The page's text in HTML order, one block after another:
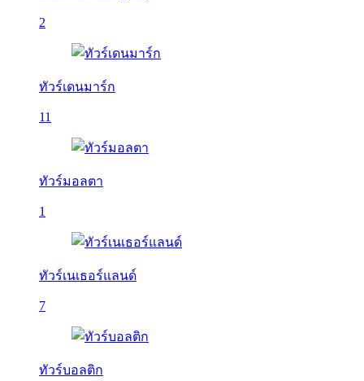
2
ทัวร์เดนมาร์ก
11
ทัวร์มอลตา
1
ทัวร์เนเธอร์แลนด์
7
ทัวร์บอลติก